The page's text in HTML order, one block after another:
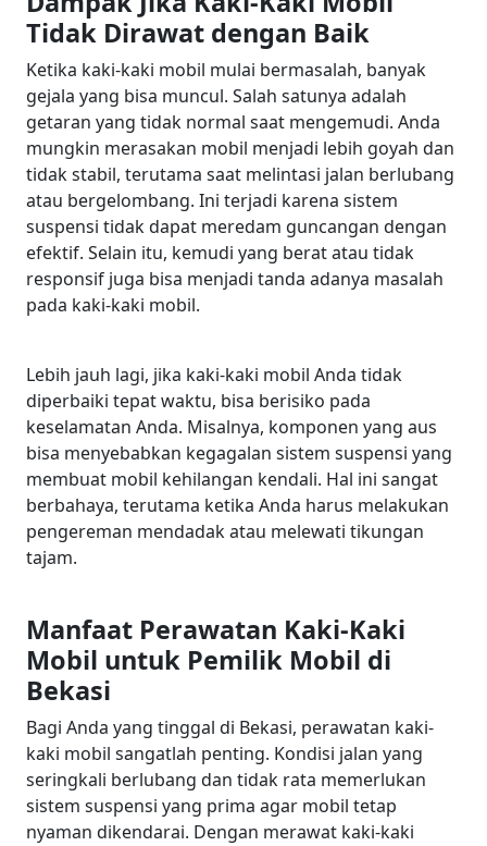
Tidak Dirawat dengan Baik
Ketika kaki-kaki mobil mulai bermasalah, banyak
gejala yang bisa muncul. Salah satunya adalah
getaran yang tidak normal saat mengemudi. Anda
mungkin merasakan mobil menjadi lebih goyah dan
tidak stabil, terutama saat melintasi jalan berlubang
atau bergelombang. Ini terjadi karena sistem
suspensi tidak dapat meredam guncangan dengan
efektif. Selain itu, kemudi yang berat atau tidak
responsif juga bisa menjadi tanda adanya masalah
pada kaki-kaki mobil.
Lebih jauh lagi, jika kaki-kaki mobil Anda tidak
diperbaiki tepat waktu, bisa berisiko pada
keselamatan Anda. Misalnya, komponen yang aus
bisa menyebabkan kegagalan sistem suspensi yang
membuat mobil kehilangan kendali. Hal ini sangat
berbahaya, terutama ketika Anda harus melakukan
pengereman mendadak atau melewati tikungan
tajam.
Manfaat Perawatan Kaki-Kaki
Mobil untuk Pemilik Mobil di
Bekasi
Bagi Anda yang tinggal di Bekasi, perawatan kaki-
kaki mobil sangatlah penting. Kondisi jalan yang
seringkali berlubang dan tidak rata memerlukan
sistem suspensi yang prima agar mobil tetap
nyaman dikendarai. Dengan merawat kaki-kaki